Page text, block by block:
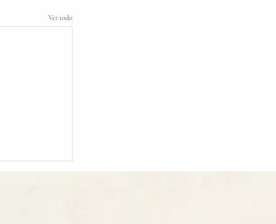
Ver todo